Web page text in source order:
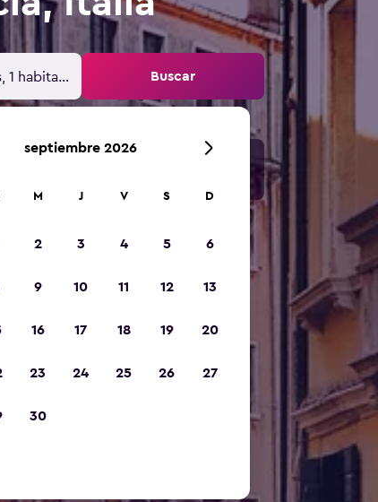
1 habitación Buscar
septiembre 2026
M J V S D
2 3 4 5 6
9 10 11 12 13
16 17 18 19 20
23 24 25 26 27
30